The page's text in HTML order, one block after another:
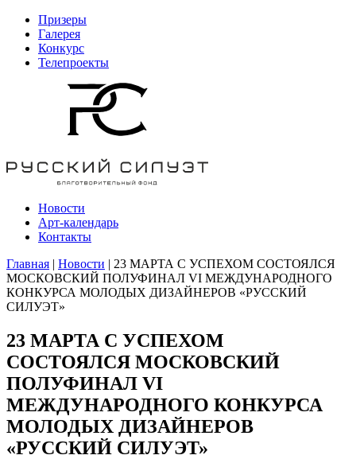
Призеры
Галерея
Конкурс
Телепроекты
Новости
Арт-календарь
Контакты
Главная | Новости | 23 МАРТА С УСПЕХОМ СОСТОЯЛСЯ
МОСКОВСКИЙ ПОЛУФИНАЛ VI МЕЖДУНАРОДНОГО
КОНКУРСА МОЛОДЫХ ДИЗАЙНЕРОВ «РУССКИЙ
СИЛУЭТ»
23 МАРТА С УСПЕХОМ
СОСТОЯЛСЯ МОСКОВСКИЙ
ПОЛУФИНАЛ VI
МЕЖДУНАРОДНОГО КОНКУРСА
МОЛОДЫХ ДИЗАЙНЕРОВ
«РУССКИЙ СИЛУЭТ»